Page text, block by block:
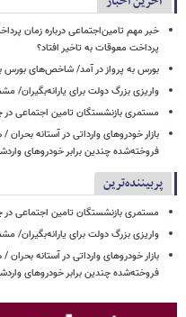
خبر مهم تامین‌اجتماعی درباره زمان
پرداخت معوقات به تاخیر افتاد؟
بورس به پرواز در آمد/ شاخص‌های بورس
واریزی بزرگ دولت برای یارانه‌بگیران/
مستمری بازنشستگان تامین اجتماعی
بازار خودروهای وارداتی در آستانه
فروخته‌شده چندین برابر خودروهای
پربیننده‌ترین
مستمری بازنشستگان تامین اجتماعی
واریزی بزرگ دولت برای یارانه‌بگیران/
بازار خودروهای وارداتی در آستانه
فروخته‌شده چندین برابر خودروهای